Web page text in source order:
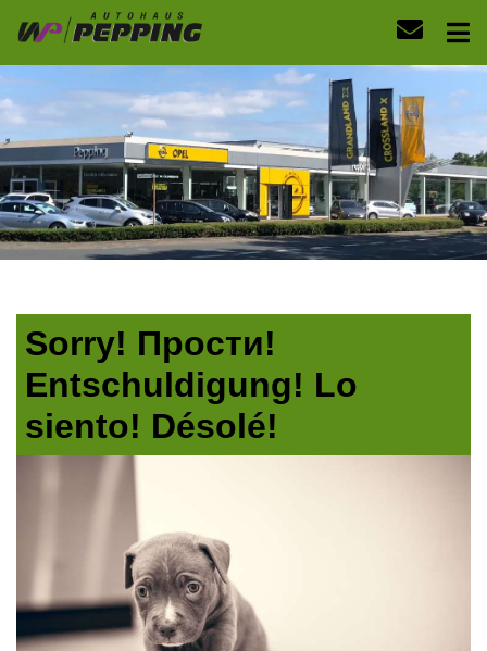
Sorry! Прости!
Entschuldigung! Lo
siento! Désolé!